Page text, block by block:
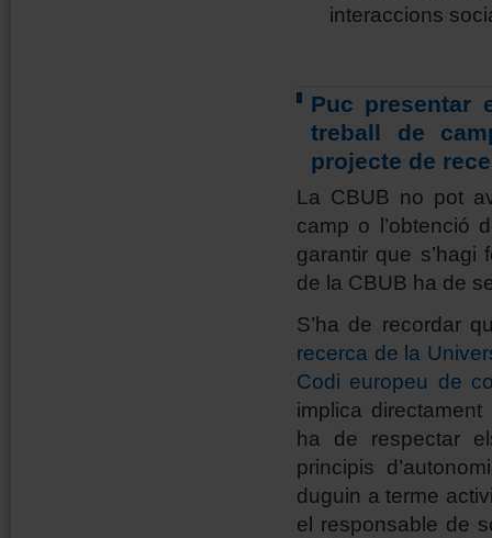
interaccions
Puc presentar
treball de
projecte de
La CBUB no pot
camp o l’obtenció
garantir que s’hagi
de la CBUB ha de
S’ha de recordar
recerca de la
Codi europeu de
implica
ha de respectar
principis
duguin a terme
el responsable de